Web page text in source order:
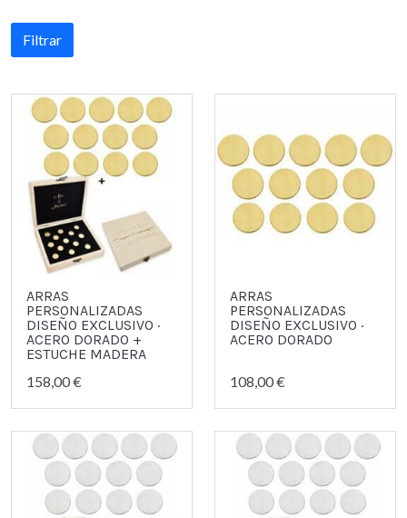
Filtrar
ARRAS
PERSONALIZADAS
DISEÑO EXCLUSIVO ·
ACERO DORADO +
ESTUCHE MADERA
158,00 €
ARRAS
PERSONALIZADAS
DISEÑO EXCLUSIVO ·
ACERO DORADO
108,00 €